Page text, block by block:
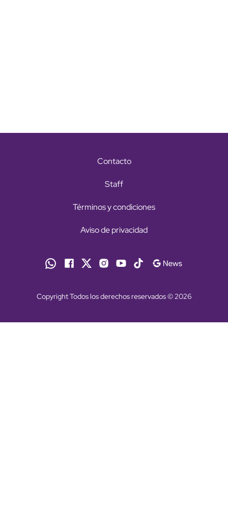
Contacto
Staff
Términos y condiciones
Aviso de privacidad
Copyright Todos los derechos reservados © 2026